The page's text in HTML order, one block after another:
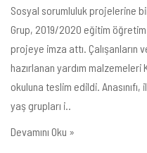
Sosyal sorumluluk projelerine
Grup, 2019/2020 eğitim
projeye imza attı. Çalışanların
hazırlanan yardım
okuluna teslim edildi.
yaş grupları i..
Devamını Oku »